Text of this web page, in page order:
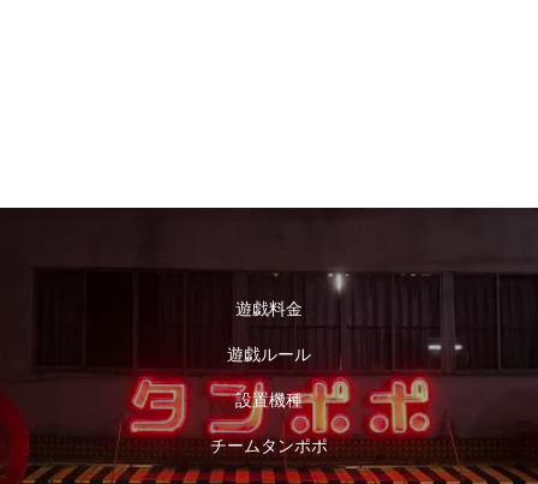
遊戯料金
遊戯ルール
設置機種
チームタンポポ